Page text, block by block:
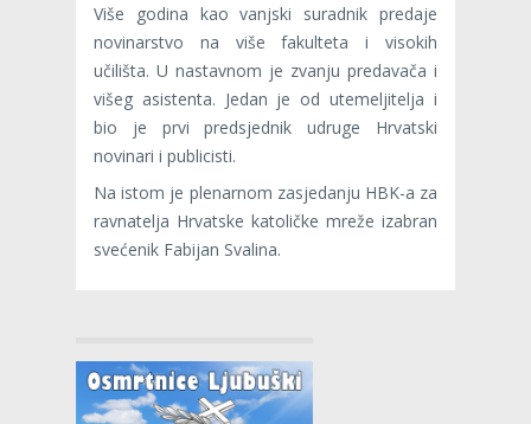
Više godina kao vanjski suradnik predaje
novinarstvo na više fakulteta i visokih
učilišta. U nastavnom je zvanju predavača i
višeg asistenta. Jedan je od utemeljitelja i
bio je prvi predsjednik udruge Hrvatski
novinari i publicisti.
Na istom je plenarnom zasjedanju HBK-a za
ravnatelja Hrvatske katoličke mreže izabran
svećenik Fabijan Svalina.